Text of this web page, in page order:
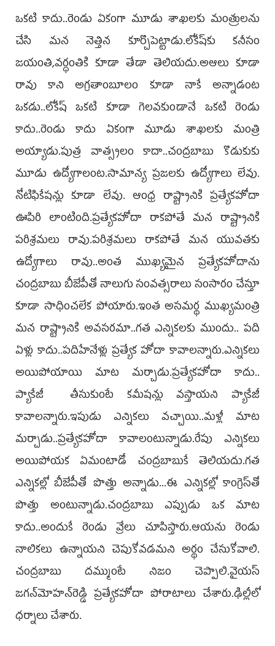
ఒకటి కాదు..రెండు ఏకంగా మూడు శాఖలకు మంత్రులను
చేసి మన నెత్తిన కూర్చొపెట్టాడు.లోకేష్‌కు కనీసం
జయంతి,వర్ధంతికి కూడా తేడా తెలియదు.అఆలు కూడా
రావు కాని అగ్రతాంబూలం కూడా నాకే అన్నాడంట
ఒకడు..లోకేష్‌ ఒకటి కూడా గెలవకుండానే ఒకటి రెండు
కాదు..రెండు కాదు ఏకంగా మూడు శాఖలకు మంత్రి
అయ్యాడు.పుత్ర వాత్స్యలం కాదా..చంద్రబాబు కొడుకుకు
మూడు ఉద్యోగాలంట.సామాన్య ప్రజలకు ఉద్యోగాలు లేవు.
నోటిఫికేషన్లు కూడా లేవు. ఆంధ్ర రాష్ట్రానికి ప్రత్యేకహోదా
ఊపిరి లాంటింది.ప్రత్యేకహోదా రాకపోతే మన రాష్ట్రానికి
పరిశ్రమలు రావు.పరిశ్రమలు రాకపోతే మన యువతకు
ఉద్యోగాలు రావు..అంత ముఖ్యమైన ప్రత్యేకహోదాను
చంద్రబాబు బీజేపీతో నాలుగు సంవత్సరాలు సంసారం చేస్తూ
కూడా సాధించలేక పోయారు.ఇంత అసమర్థ ముఖ్యమంత్రి
మన రాష్ట్రానికి అవసరమా..గత ఎన్నికలకు ముందు.. పది
ఏళ్లు కాదు..పదిహేనేళ్లు ప్రత్యేక హోదా కావాలన్నారు.ఎన్నికలు
అయిపోయాయి మాట మర్చాడు.ప్రత్యేకహోదా కాదు..
ప్యాకేజీ తీసుకుంటే కమీషన్లు వస్తాయని ప్యాకేజీ
కావాలన్నారు.ఇపుడు ఎన్నికలు వచ్చాయి..మళ్లీ మాట
మర్చాడు..ప్రత్యేకహోదా కావాలంటున్నాడు.రేపు ఎన్నికలు
అయిపోయక ఏమంటాడో చంద్రబాబుకే తెలియదు.గత
ఎన్నికల్లో బీజేపీతో పొత్తు అన్నాడు...ఈ ఎన్నికల్లో కాంగ్రెస్‌తో
పొత్తు అంటున్నాడు.చంద్రబాబు ఎప్పుడు ఒక మాట
కాదు..అందుకే రెండు వ్రేలు చూపిస్తారు.ఆయను రెండు
నాలికలు ఉన్నాయని చెపుకోవడమని అర్థం చేసుకోవాలి.
చంద్రబాబు దమ్ముంటే నిజం చెప్పాలి.వైయస్‌
జగన్‌మోహన్‌రెడ్డి ప్రత్యేకహోదా పోరాటాలు చేశారు.ఢిల్లీలో
ధర్నాలు చేశారు.